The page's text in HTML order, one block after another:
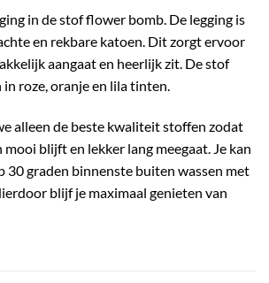
in de stof flower bomb. De legging is
en rekbare katoen. Dit zorgt ervoor
aangaat en heerlijk zit. De stof
roze, oranje en lila tinten.
alleen de beste kwaliteit stoffen zodat
mooi blijft en lekker lang meegaat. Je kan
30 graden binnenste buiten wassen met
blijf je maximaal genieten van